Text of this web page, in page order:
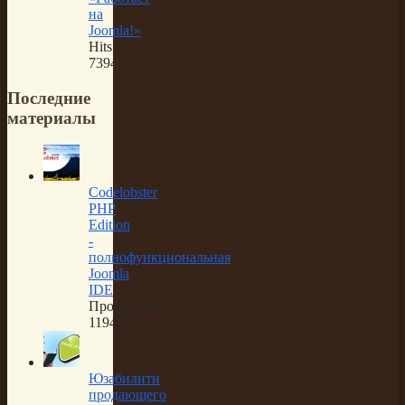
на
Joomla!»
Hits:
73943
Последние
материалы
Codelobster
PHP
Edition
-
полнофункциональная
Joomla
IDE
Просмотров:
11949
Юзабилити
продающего